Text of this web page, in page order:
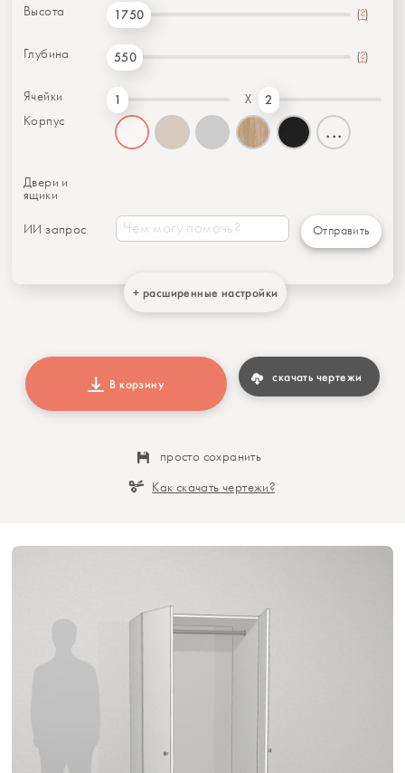
Высота 1750 (?)
Глубина 550 (?)
Ячейки 1 X 2
Корпус ...
Двери и
ящики
ИИ запрос Отправить
+ расширенные настройки
В корзину скачать чертежи
просто сохранить
Как скачать чертежи?